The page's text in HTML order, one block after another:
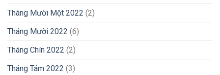
Tháng Mười Một 2022 (2)
Tháng Mười 2022 (6)
Tháng Chín 2022 (2)
Tháng Tám 2022 (3)